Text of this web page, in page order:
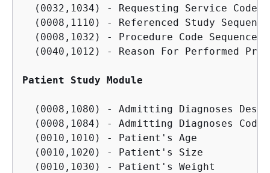
(0032,1034) - Requesting Service Code
  (0008,1110) - Referenced Study Sequence
  (0008,1032) - Procedure Code Sequence
(0040,1012) - Reason For Performed
Patient Study Module
(0008,1080) - Admitting Diagnoses
(0008,1084) - Admitting Diagnoses Code
  (0010,1010) - Patient's Age
  (0010,1020) - Patient's Size
  (0010,1030) - Patient's Weight